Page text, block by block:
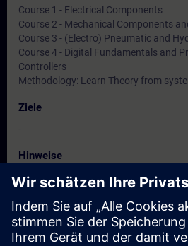
Course 1 - Electrical Components
Course 2 - Mechanical Components
Course 3 - (Electro) Pneumatic and
Course 4 - Digital Fundamentals and
Controllers
Methodology: Learn Theory from
Ziele
-
Hinweise
-
Zielgruppe
-